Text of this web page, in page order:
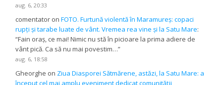
aug. 6, 20:33
comentator onFOTO. Furtună violentă în Maramureș: copaci
rupți și tarabe luate de vânt. Vremea rea vine și la Satu Mare:
“Fain oraș, ce mai! Nimic nu stă în picioare la prima adiere de
vânt pică. Ca să nu mai povestim…”
aug. 6, 18:58
Gheorghe on Ziua Diasporei Sătmărene, astăzi, la Satu Mare: a
început cel mai amplu eveniment dedicat comunității